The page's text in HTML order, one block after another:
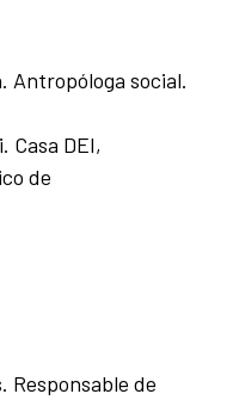
Antropóloga social.
Casa DEI,
de
Responsable de